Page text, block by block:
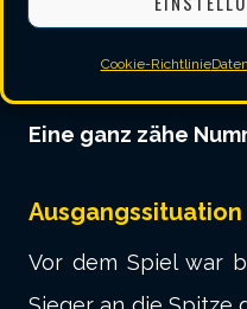
Cookie-Richtlinie
Spielbericht
Eine ganz zähe
Ausgangssituation
Vor dem Spiel war